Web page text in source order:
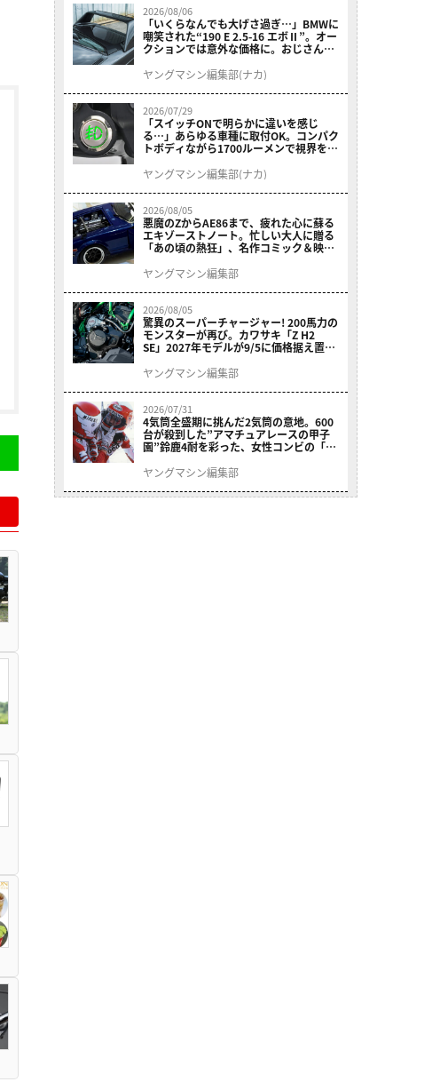
2026/08/06
「いくらなんでも大げさ過ぎ…」BMWに
嘲笑された“190 E 2.5-16 エボⅡ”。オー
クションでは意外な価格に。おじさん達
ヤングマシン編集部(ナカ)
2026/07/29
「スイッチONで明らかに違いを感じ
る…」あらゆる車種に取付OK。コンパク
トボディながら1700ルーメンで視界を確
ニット プレシャスレイ スモール］
ヤングマシン編集部(ナカ)
2026/08/05
悪魔のZからAE86まで、疲れた心に蘇る
エキゾーストノート。忙しい大人に贈る
「あの頃の熱狂」、名作コミック＆映画
結！
ヤングマシン編集部
2026/08/05
驚異のスーパーチャージャー! 200馬力の
モンスターが再び。カワサキ「Z H2
SE」2027年モデルが9/5に価格据え置き
ヤングマシン編集部
2026/07/31
4気筒全盛期に挑んだ2気筒の意地。600
台が殺到した”アマチュアレースの甲子
園”鈴鹿4耐を彩った、女性コンビの「ス
ヤングマシン編集部